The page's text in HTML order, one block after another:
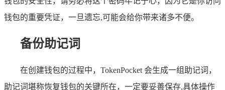
钱包的重要凭证，一旦遗忘,可能会给你带来诸多不便。
备份助记词
在创建钱包的过程中，TokenPocket 会生成一组助记词，
助记词堪称恢复钱包的关键所在，一定要妥善保存,具体操作